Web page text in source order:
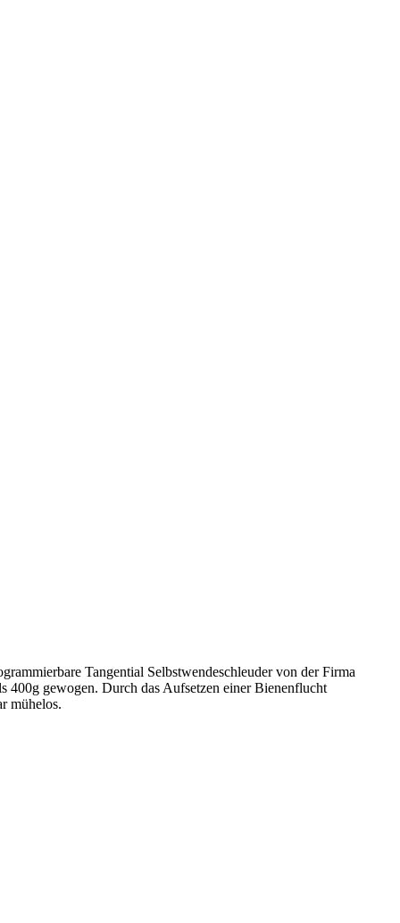
Tangential Selbstwendeschleuder von der Firma
400g gewogen. Durch das Aufsetzen einer Bienenflucht
mühelos.